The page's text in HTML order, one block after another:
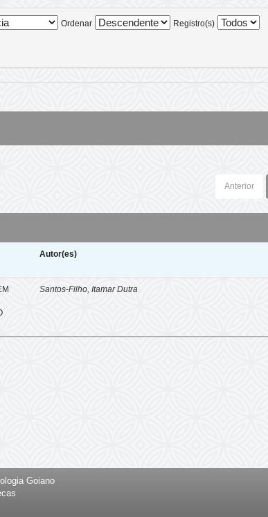
Ordenar Registro(s)
Anterior
Autor(es)
Santos-Filho, Itamar Dutra
Goiano